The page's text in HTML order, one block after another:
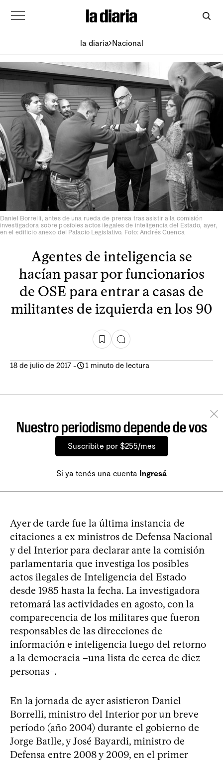
la diaria Nacional
Daniel Borrelli, antes de una rueda de prensa tras asistir a la comisión
investigadora sobre posibles actos ilegales de inteligencia del Estado, ayer,
en el edificio anexo del Palacio Legislativo. Foto: Andrés Cuenca
Agentes de inteligencia se
hacían pasar por funcionarios
de OSE para entrar a casas de
militantes de izquierda en los 90
18 de julio de 2017 - 1 minuto de lectura
Nuestro periodismo depende de vos
Suscribite por $255/mes
Si ya tenés una cuenta Ingresá
Ayer de tarde fue la última instancia de
citaciones a ex ministros de Defensa Nacional
y del Interior para declarar ante la comisión
parlamentaria que investiga los posibles
actos ilegales de Inteligencia del Estado
desde 1985 hasta la fecha. La investigadora
retomará las actividades en agosto, con la
comparecencia de los militares que fueron
responsables de las direcciones de
información e inteligencia luego del retorno
a la democracia –una lista de cerca de diez
personas–.
En la jornada de ayer asistieron Daniel
Borrelli, ministro del Interior por un breve
período (año 2004) durante el gobierno de
Jorge Batlle, y José Bayardi, ministro de
Defensa entre 2008 y 2009, en el primer